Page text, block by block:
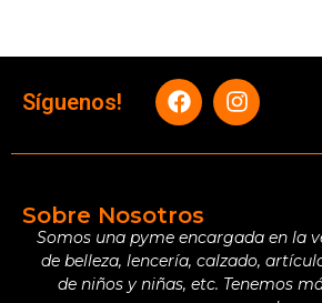
Síguenos!
Sobre Nosotros
Somos una pyme encargada en la
de belleza, lencería, calzado,
de niños y niñas, etc. Tenemos